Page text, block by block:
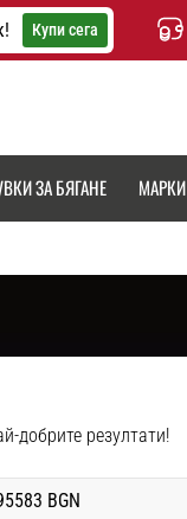
Купи сега
ЗА БЯГАНЕ МАРКИ
добрите резултати!
BGN